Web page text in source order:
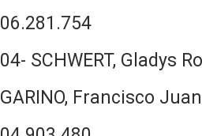
06.281.754
04- SCHWERT, Gladys
GARINO, Francisco